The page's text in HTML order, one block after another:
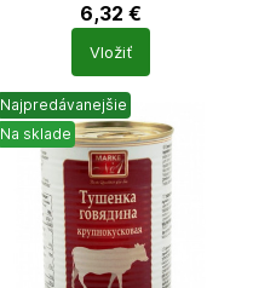
6,32 €
Počet
produktů
Vložiť
Najpredávanejšie
Na sklade